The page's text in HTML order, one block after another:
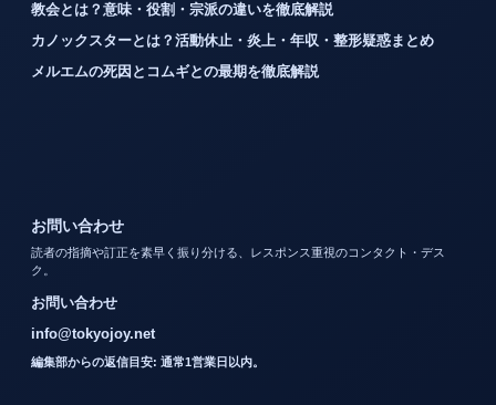
教会とは？意味・役割・宗派の違いを徹底解説
カノックスターとは？活動休止・炎上・年収・整形疑惑まとめ
メルエムの死因とコムギとの最期を徹底解説
お問い合わせ
読者の指摘や訂正を素早く振り分ける、レスポンス重視のコンタクト・デス
ク。
お問い合わせ
info@tokyojoy.net
編集部からの返信目安: 通常1営業日以内。